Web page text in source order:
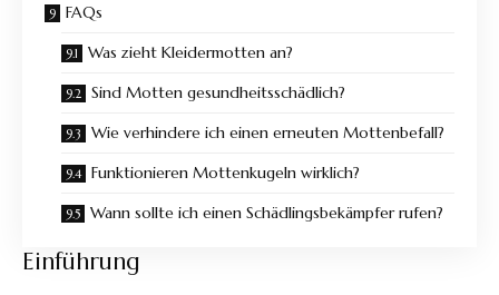
FAQs
Was zieht Kleidermotten an?
Sind Motten gesundheitsschädlich?
Wie verhindere ich einen erneuten Mottenbefall?
Funktionieren Mottenkugeln wirklich?
Wann sollte ich einen Schädlingsbekämpfer rufen?
Einführung